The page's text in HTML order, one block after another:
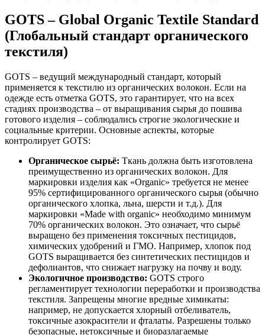
GOTS – Global Organic Textile Standard
(Глобальный стандарт органического
текстиля)
GOTS – ведущий международный стандарт, который
применяется к текстилю из органических волокон. Если на
одежде есть отметка GOTS, это гарантирует, что на всех
стадиях производства – от выращивания сырья до пошива
готового изделия – соблюдались строгие экологические и
социальные критерии. Основные аспекты, которые
контролирует GOTS:
Органическое сырьё: Ткань должна быть изготовлена
преимущественно из органических волокон. Для
маркировки изделия как «Organic» требуется не менее
95% сертифицированного органического сырья (обычно
органического хлопка, льна, шерсти и т.д.). Для
маркировки «Made with organic» необходимо минимум
70% органических волокон. Это означает, что сырьё
выращено без применения токсичных пестицидов,
химических удобрений и ГМО. Например, хлопок под
GOTS выращивается без синтетических пестицидов и
дефолиантов, что снижает нагрузку на почву и воду.
Экологичное производство: GOTS строго
регламентирует технологии переработки и производства
текстиля. Запрещены многие вредные химикаты:
например, не допускается хлорный отбеливатель,
токсичные азокрасители и фталаты. Разрешены только
безопасные, нетоксичные и биоразлагаемые